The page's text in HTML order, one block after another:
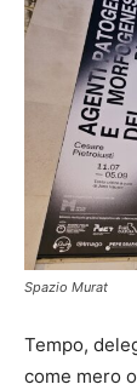
Spazio Murat
Tempo,
come mero